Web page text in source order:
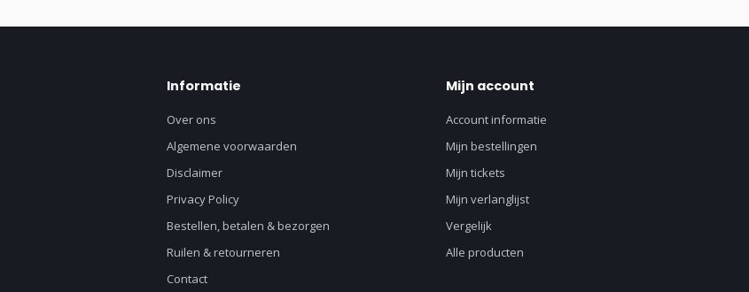
Informatie
Over ons
Algemene voorwaarden
Disclaimer
Privacy Policy
Bestellen, betalen & bezorgen
Ruilen & retourneren
Contact
Mijn account
Account informatie
Mijn bestellingen
Mijn tickets
Mijn verlanglijst
Vergelijk
Alle producten